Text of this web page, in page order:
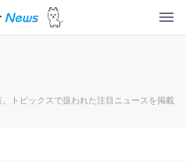
トピックスで扱われた注目ニュースを掲載